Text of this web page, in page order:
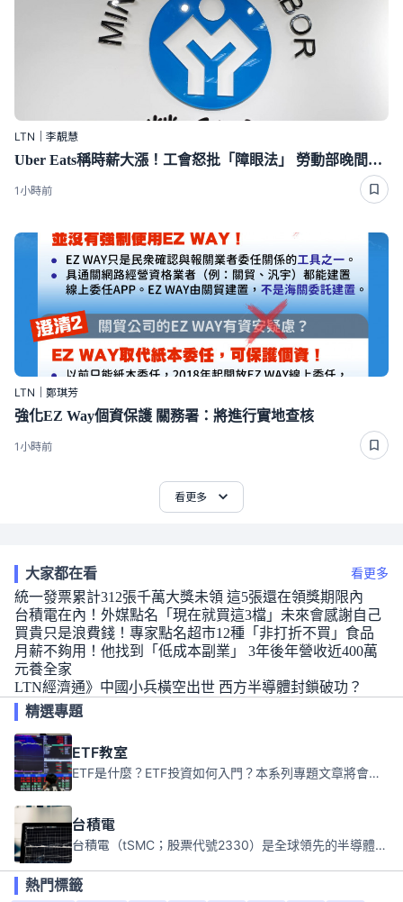
LTN｜李靚慧
Uber Eats稱時薪大漲！工會怒批「障眼法」 勞動部晚間定調：確實違法
1小時前
LTN｜鄭琪芳
強化EZ Way個資保護 關務署：將進行實地查核
1小時前
看更多
大家都在看 看更多
統一發票累計312張千萬大獎未領 這5張還在領獎期限內
台積電在內！外媒點名「現在就買這3檔」未來會感謝自己
買貴只是浪費錢！專家點名超市12種「非打折不買」食品
月薪不夠用！他找到「低成本副業」 3年後年營收近400萬
元養全家
LTN經濟通》中國小兵橫空出世 西方半導體封鎖破功？
精選專題
ETF教室
ETF是什麼？ETF投資如何入門？本系列專題文章將會告訴你新手必須知道的ETF基礎知識。
台積電
台積電（tSMC；股票代號2330）是全球領先的半導體代工公司，成立於1987年，總部位於台灣新竹。且已於美國、日本、德國及中國設廠，台積電是全球首家專業積體電路製造服務公司，也是全球最先進和最大規模的半導體代工廠。
熱門標籤